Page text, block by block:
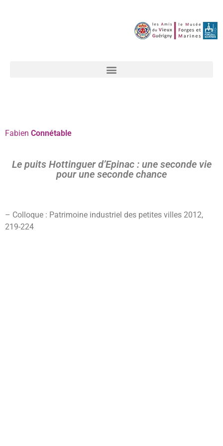
Fabien Connétable
Le puits Hottinguer d’Epinac : une seconde vie
pour une seconde chance
– Colloque : Patrimoine industriel des petites villes 2012,
219-224